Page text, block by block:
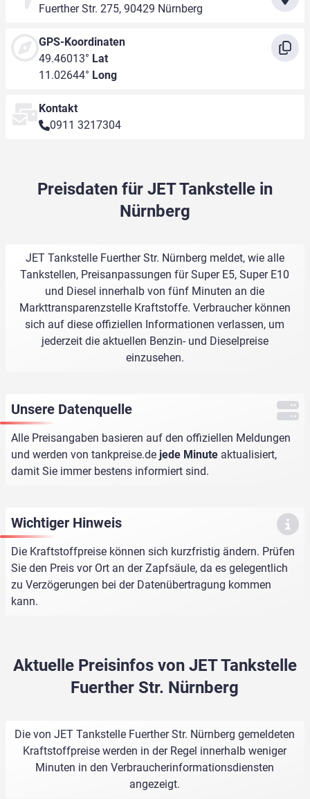
Fuerther Str. 275, 90429 Nürnberg
GPS-Koordinaten
49.46013° Lat
11.02644° Long
Kontakt
0911 3217304
Preisdaten für JET Tankstelle in
Nürnberg
JET Tankstelle Fuerther Str. Nürnberg meldet, wie alle
Tankstellen, Preisanpassungen für Super E5, Super E10
und Diesel innerhalb von fünf Minuten an die
Markttransparenzstelle Kraftstoffe. Verbraucher können
sich auf diese offiziellen Informationen verlassen, um
jederzeit die aktuellen Benzin- und Dieselpreise
einzusehen.
Unsere Datenquelle
Alle Preisangaben basieren auf den offiziellen Meldungen
und werden von tankpreise.de jede Minute aktualisiert,
damit Sie immer bestens informiert sind.
Wichtiger Hinweis
Die Kraftstoffpreise können sich kurzfristig ändern. Prüfen
Sie den Preis vor Ort an der Zapfsäule, da es gelegentlich
zu Verzögerungen bei der Datenübertragung kommen
kann.
Aktuelle Preisinfos von JET Tankstelle
Fuerther Str. Nürnberg
Die von JET Tankstelle Fuerther Str. Nürnberg gemeldeten
Kraftstoffpreise werden in der Regel innerhalb weniger
Minuten in den Verbraucherinformationsdiensten
angezeigt.